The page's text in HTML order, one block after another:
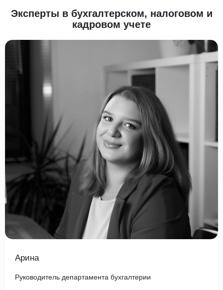
Эксперты в бухгалтерском, налоговом и
кадровом учете
Арина
Руководитель департамента бухгалтерии